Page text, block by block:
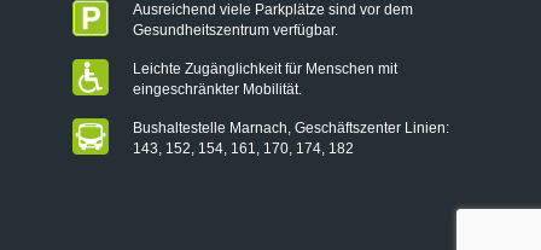
Ausreichend viele Parkplätze sind vor dem
Gesundheitszentrum verfügbar.
Leichte Zugänglichkeit für Menschen mit
eingeschränkter Mobilität.
Bushaltestelle Marnach, Geschäftszenter Linien:
143, 152, 154, 161, 170, 174, 182